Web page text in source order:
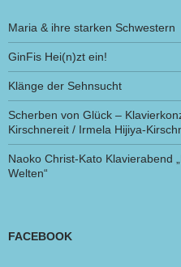
Maria & ihre starken Schwestern
GinFis Hei(n)zt ein!
Klänge der Sehnsucht
Scherben von Glück –
Kirschnereit / Irmela Hijiya-
Naoko Christ-Kato Klavierabend
Welten“
FACEBOOK